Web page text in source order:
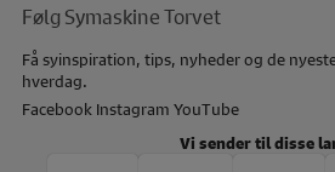
Følg Symaskine Torvet
Få syinspiration, tips, nyheder og de
hverdag.
Facebook Instagram YouTube
Vi sender til disse